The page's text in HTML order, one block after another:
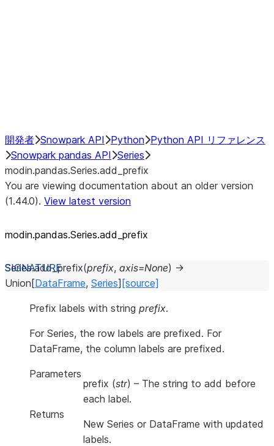
開発者 Snowpark API Python Python API リファレンス
Snowpark pandas API Series
modin.pandas.Series.add_prefix
You are viewing documentation about an older version
(1.44.0). View latest version
modin.pandas.Series.add_ prefix
Series.add_prefix(prefix, axis=None) →
Union [DataFrame, Series] [source]
Prefix labels with string prefix.
For Series, the row labels are prefixed. For
DataFrame, the column labels are prefixed.
Parameters
prefix (str) – The string to add before
each label.
Returns
New Series or DataFrame with updated
labels.